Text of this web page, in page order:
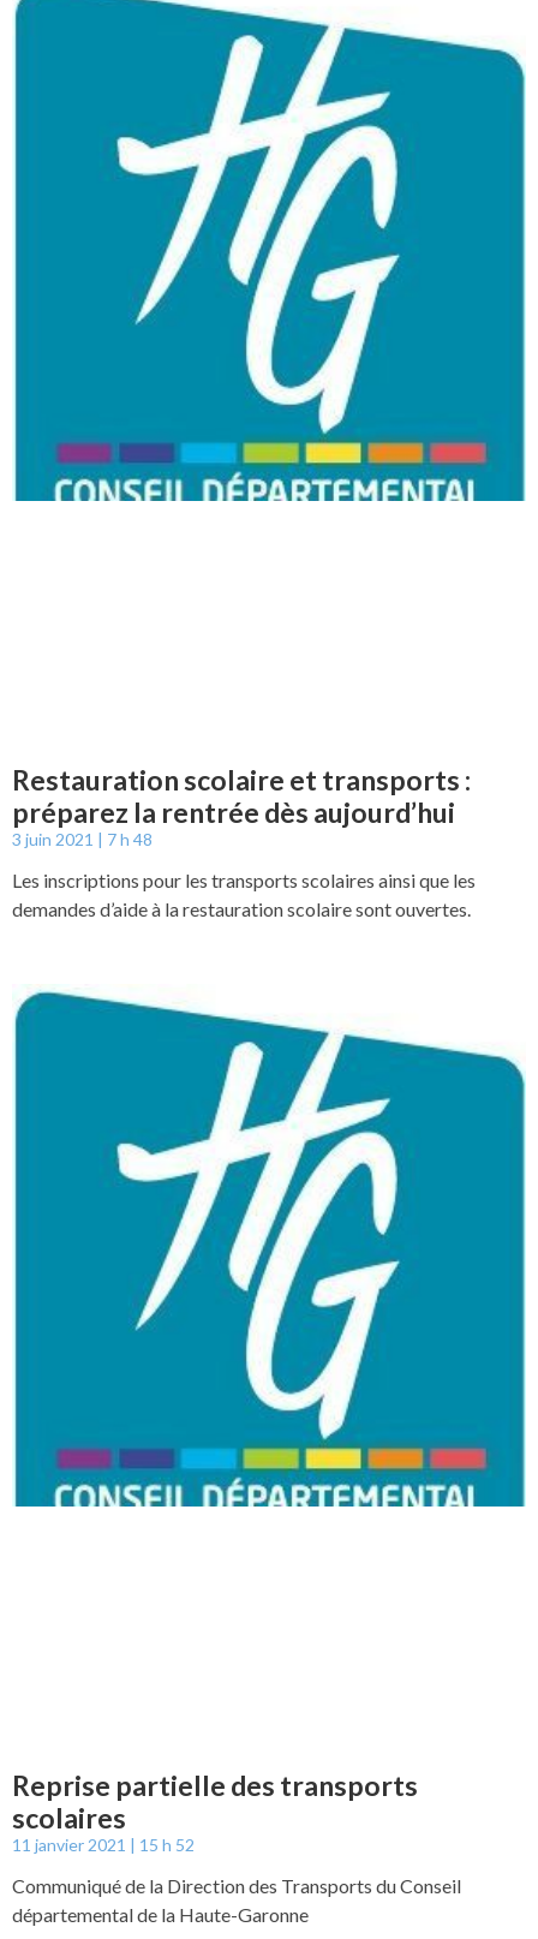
Restauration scolaire et transports :
préparez la rentrée dès aujourd’hui
3 juin 2021 7 h 48
Les inscriptions pour les transports scolaires ainsi que les
demandes d’aide à la restauration scolaire sont ouvertes.
Reprise partielle des transports
scolaires
11 janvier 2021 15 h 52
Communiqué de la Direction des Transports du Conseil
départemental de la Haute-Garonne